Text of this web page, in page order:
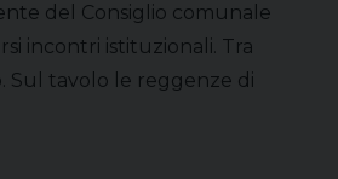
del Consiglio comunale
incontri istituzionali. Tra
Sul tavolo le reggenze di